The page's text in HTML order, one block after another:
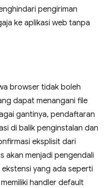
pengiriman
ke aplikasi web tanpa
browser tidak boleh
dapat menangani file
gantinya, pendaftaran
di balik penginstalan dan
eksplisit dari
akan menjadi pengendali
yang ada seperti
handler default